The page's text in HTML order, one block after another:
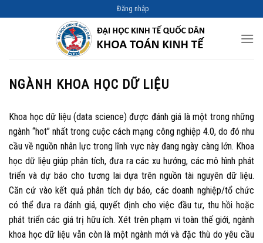
to
Đăng nhập
NGÀNH KHOA HỌC DỮ LIỆU
Khoa học dữ liệu (data science) được đánh giá là một trong những
ngành “hot” nhất trong cuộc cách mạng công nghiệp 4.0, do đó nhu
cầu về nguồn nhân lực trong lĩnh vực này đang ngày càng lớn. Khoa
học dữ liệu giúp phân tích, đưa ra các xu hướng, các mô hình phát
triển và dự báo cho tương lai dựa trên nguồn tài nguyên dữ liệu.
Căn cứ vào kết quả phân tích dự báo, các doanh nghiệp/tổ chức
có thể đưa ra đánh giá, quyết định cho việc đầu tư, thu hồi hoặc
phát triển các giá trị hữu ích. Xét trên phạm vi toàn thế giới, ngành
khoa học dữ liệu vẫn còn là một ngành mới và đặc thù do yêu cầu